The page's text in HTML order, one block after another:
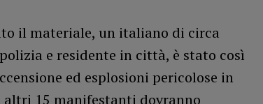
il materiale, un italiano di circa
e residente in città, è stato così
ed esplosioni pericolose in
altri 15 manifestanti dovranno